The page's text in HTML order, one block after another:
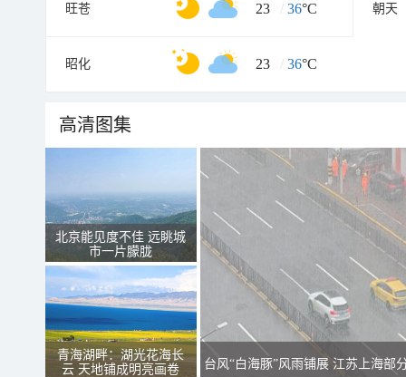
旺苍 23 / 36°C 朝天
昭化 23 / 36°C
高清图集
北京能见度不佳 远眺城
市一片朦胧
青海湖畔：湖光花海长
云 天地铺成明亮画卷
台风“白海豚”风雨铺展 江苏上海部